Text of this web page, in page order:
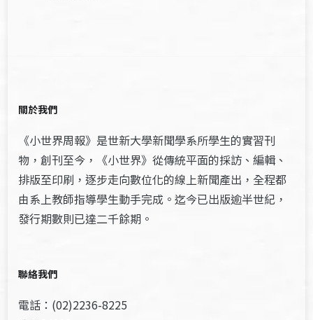
關於我們
《小世界周報》是世新大學新聞學系所學生的實習刊
物，創刊至今，《小世界》從傳統平面的採訪、編輯、
排版至印刷，逐步走向數位化的線上新聞產出，全程都
由系上教師指導學生動手完成。迄今已出版逾半世紀，
發行期數則已達二千餘期。
聯絡我們
電話：(02)2236-8225